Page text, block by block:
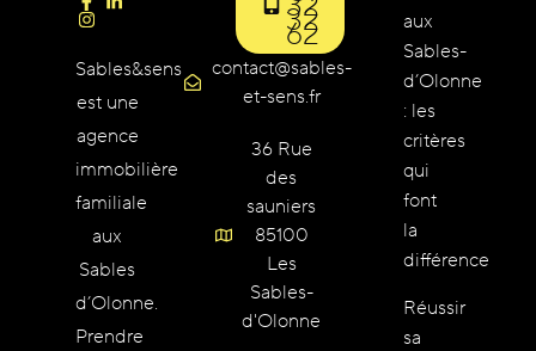
Sables&sens
est une
agence
immobilière
familiale
aux
Sables
d’Olonne.
Prendre
32
62
contact@sables-
et-sens.fr
36 Rue
des
sauniers
85100
Les
Sables-
d'Olonne
aux
Sables-
d’Olonne
: les
critères
qui
font
la
différence
Réussir
sa